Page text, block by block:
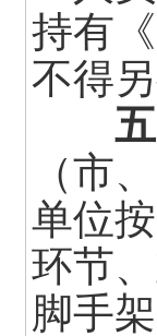
持有
不得
（市
单位
环节
脚手